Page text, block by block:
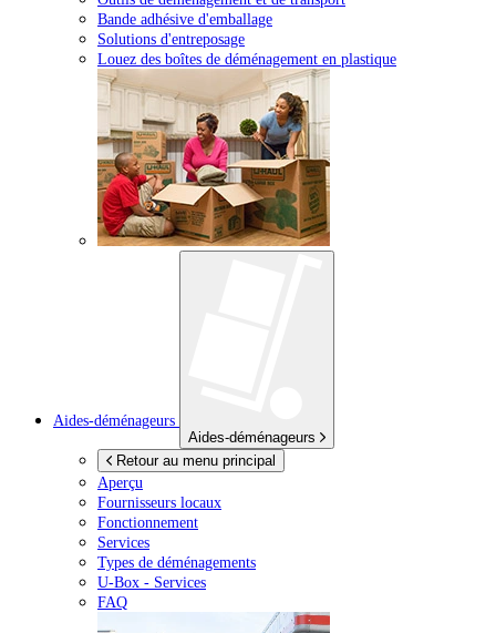
Bande adhésive d'emballage
Solutions d'entreposage
Louez des boîtes de déménagement en plastique
Aides-déménageurs
Aides-déménageurs
Retour au menu principal
Aperçu
Fournisseurs locaux
Fonctionnement
Services
Types de déménagements
U-Box - Services
FAQ